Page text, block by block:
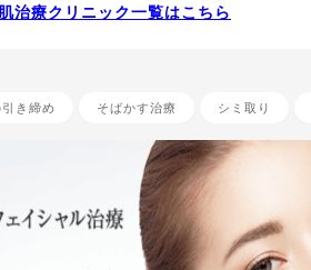
治療クリニック一覧はこちら
き締め そばかす治療 シミ取り